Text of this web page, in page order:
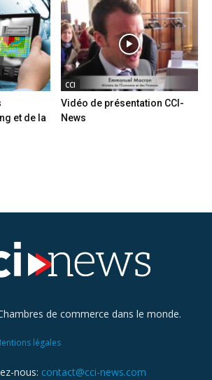
et de la
CCI
Vidéo de présentation CCI-
News
de commerce dans le monde.
légales
nous: contact@cci-news.com